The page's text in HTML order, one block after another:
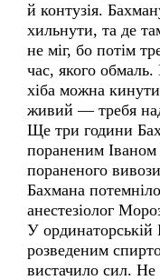
й контузія.
хильнути, та де
не міг, бо потім
час, якого обмаль.
хіба можна
живий — требя
Ще три години
пораненим
пораненого
Бахмана
анестезіолог
У
розведеним
вистачило сил. Не